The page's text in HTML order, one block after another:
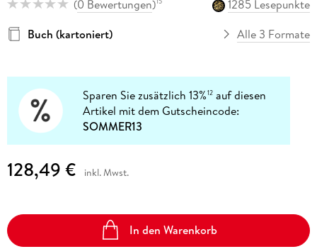
(0 Bewertungen)
1285 Lesepunkte
Buch (kartoniert)
Alle 3 Formate
Sparen Sie zusätzlich 13%12 auf diesen
Artikel mit dem Gutscheincode:
SOMMER13
128,49 € inkl. Mwst.
In den Warenkorb